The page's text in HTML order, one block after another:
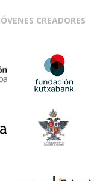
CREADORES